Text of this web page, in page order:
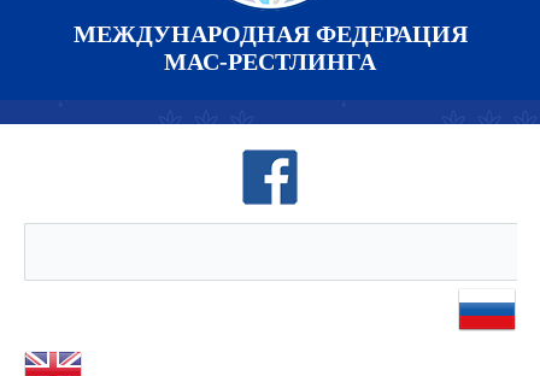
МЕЖДУНАРОДНАЯ ФЕДЕРАЦИЯ
МАС-РЕСТЛИНГА